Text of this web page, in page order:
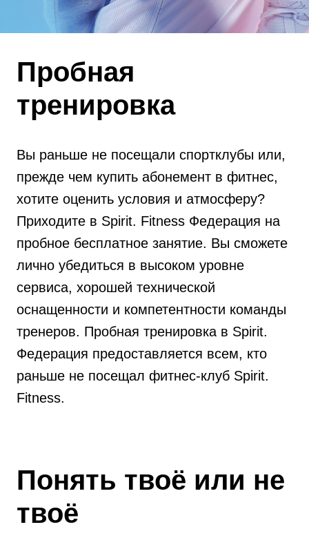
Пробная
тренировка
Вы раньше не посещали спортклубы или,
прежде чем купить абонемент в фитнес,
хотите оценить условия и атмосферу?
Приходите в Spirit. Fitness Федерация на
пробное бесплатное занятие. Вы сможете
лично убедиться в высоком уровне
сервиса, хорошей технической
оснащенности и компетентности команды
тренеров. Пробная тренировка в Spirit.
Федерация предоставляется всем, кто
раньше не посещал фитнес-клуб Spirit.
Fitness.
Понять твоё или не
твоё